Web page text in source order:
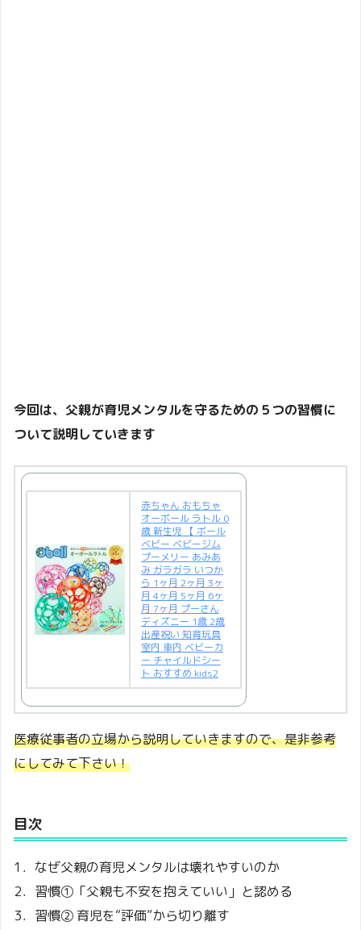
今回は、父親が育児メンタルを守るための５つの習慣に
ついて説明していきます
赤ちゃん おもちゃ
オーボール ラトル 0
歳 新生児 【 ボール
ベビー ベビージム
プーメリー あみあ
み ガラガラ いつか
ら 1ヶ月 2ヶ月 3ヶ
月 4ヶ月 5ヶ月 6ヶ
月 7ヶ月 プーさん
ディズニー 1歳 2歳
出産祝い 知育玩具
室内 車内 ベビーカ
ー チャイルドシー
ト おすすめ kids2
医療従事者の立場から説明していきますので、是非参考
にしてみて下さい！
目次
1．なぜ父親の育児メンタルは壊れやすいのか
2．習慣①「父親も不安を抱えていい」と認める
3．習慣② 育児を“評価”から切り離す